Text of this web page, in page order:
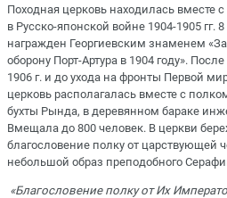
Походная церковь находилась вместе
в Русско-японской войне 1904-1905 гг.
награжден Георгиевским знаменем
оборону Порт-Артура в 1904 году».
1906 г. и до ухода на фронты Первой
церковь располагалась вместе с
бухты Рында, в деревянном бараке
Вмещала до 800 человек. В церкви
благословение полку от царствующей
небольшой образ преподобного
«Благословение полку от Их